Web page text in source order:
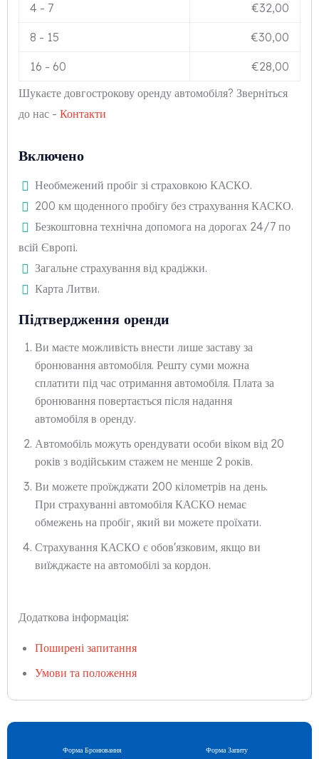
4 - 7 €32,00
8 - 15 €30,00
16 - 60 €28,00
Шукаєте довгострокову оренду автомобіля? Зверніться
до нас - Контакти
Включено
Необмежений пробіг зі страховкою КАСКО.
200 км щоденного пробігу без страхування КАСКО.
Безкоштовна технічна допомога на дорогах 24/7 по
всій Європі.
Загальне страхування від крадіжки.
Карта Литви.
Підтвердження оренди
Ви маєте можливість внести лише заставу за
бронювання автомобіля. Решту суми можна
сплатити під час отримання автомобіля. Плата за
бронювання повертається після надання
автомобіля в оренду.
Автомобіль можуть орендувати особи віком від 20
років з водійським стажем не менше 2 років.
Ви можете проїжджати 200 кілометрів на день.
При страхуванні автомобіля КАСКО немає
обмежень на пробіг, який ви можете проїхати.
Страхування КАСКО є обов'язковим, якщо ви
виїжджаєте на автомобілі за кордон.
Додаткова інформація:
Поширені запитання
Умови та положення
Форма Бронювання Форма Запиту